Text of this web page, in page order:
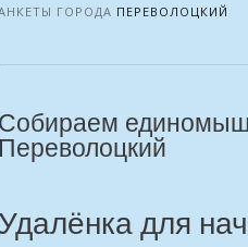
офиса.
онлайн-
в
городе
ГОРОДА ПЕРЕВОЛОЦКИЙ
Собираем
Переволоцкий
Удалёнка для